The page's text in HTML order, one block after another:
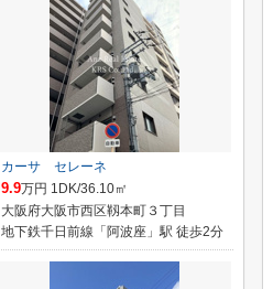
カーサ セレーネ
9.9万円 1DK/36.10㎡
大阪府大阪市西区靱本町３丁目
地下鉄千日前線「阿波座」駅 徒歩2分